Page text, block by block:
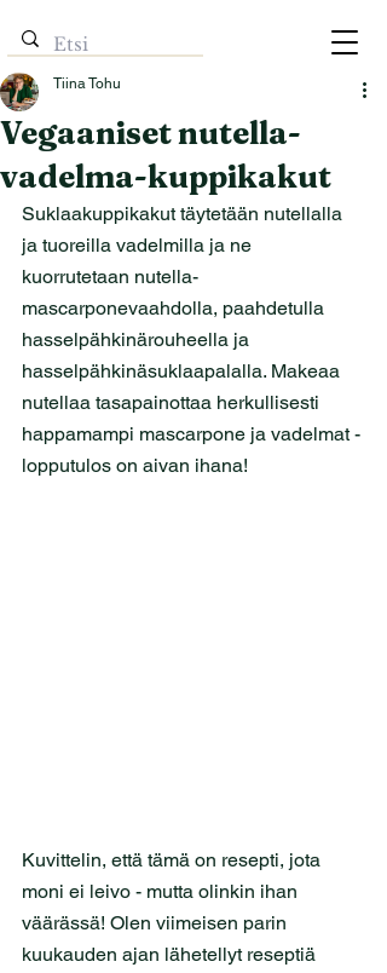
Vegaaniset nutella-
vadelma-kuppikakut
Tiina Tohu
Suklaakuppikakut täytetään nutellalla
ja tuoreilla vadelmilla ja ne
kuorrutetaan nutella-
mascarponevaahdolla, paahdetulla
hasselpähkinärouheella ja
hasselpähkinäsuklaapalalla. Makeaa
nutellaa tasapainottaa herkullisesti
happamampi mascarpone ja vadelmat -
lopputulos on aivan ihana!
Kuvittelin, että tämä on resepti, jota
moni ei leivo - mutta olinkin ihan
väärässä! Olen viimeisen parin
kuukauden ajan lähetellyt reseptiä